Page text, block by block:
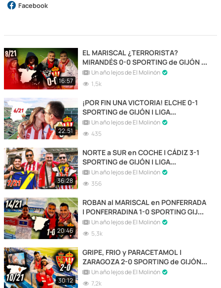
Facebook
16:57
EL MARISCAL ¿TERRORISTA?
MIRANDÉS 0-0 SPORTING de GIJÓN |
LIGA SMARTBANK 2019/20
Un año lejos de El Molinón
1,5k
22:51
¡POR FIN UNA VICTORIA! ELCHE 0-1
SPORTING de GIJÓN | LIGA
SMARTBANK 2019/20
Un año lejos de El Molinón
435
36:28
NORTE a SUR en COCHE | CÁDIZ 3-1
SPORTING de GIJÓN | LIGA
SMARTBANK 2019/20
Un año lejos de El Molinón
356
20:46
ROBAN al MARISCAL en PONFERRADA
| PONFERRADINA 1-0 SPORTING GIJÓN
| LIGA SMARTBANK 2019/2020
Un año lejos de El Molinón
5,3k
30:12
GRIPE, FRIO y PARACETAMOL |
ZARAGOZA 2-0 SPORTING de GIJÓN |
LIGA SMARTBANK 2019/20
Un año lejos de El Molinón
7,2k